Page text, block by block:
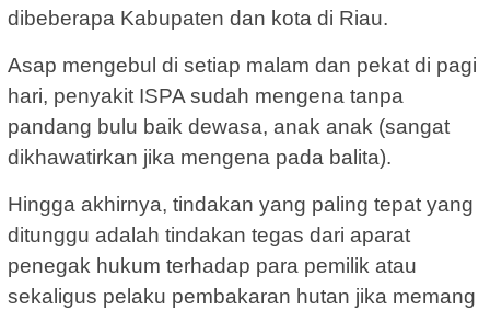
dibeberapa Kabupaten dan kota di Riau.
Asap mengebul di setiap malam dan pekat di pagi
hari, penyakit ISPA sudah mengena tanpa
pandang bulu baik dewasa, anak anak (sangat
dikhawatirkan jika mengena pada balita).
Hingga akhirnya, tindakan yang paling tepat yang
ditunggu adalah tindakan tegas dari aparat
penegak hukum terhadap para pemilik atau
sekaligus pelaku pembakaran hutan jika memang